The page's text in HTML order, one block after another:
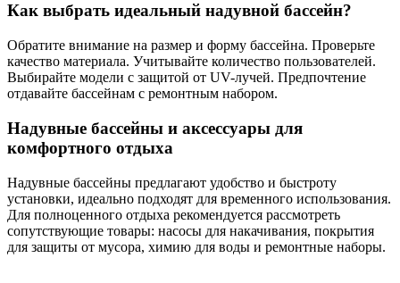
Как выбрать идеальный надувной бассейн?
Обратите внимание на размер и форму бассейна. Проверьте
качество материала. Учитывайте количество пользователей.
Выбирайте модели с защитой от UV-лучей. Предпочтение
отдавайте бассейнам с ремонтным набором.
Надувные бассейны и аксессуары для
комфортного отдыха
Надувные бассейны предлагают удобство и быстроту
установки, идеально подходят для временного использования.
Для полноценного отдыха рекомендуется рассмотреть
сопутствующие товары: насосы для накачивания, покрытия
для защиты от мусора, химию для воды и ремонтные наборы.